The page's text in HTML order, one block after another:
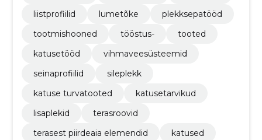
liistprofiilid
lumetõke
plekksepatööd
tootmishooned
tööstus-
tooted
katusetööd
vihmaveesüsteemid
seinaprofiilid
sileplekk
katuse turvatooted
katusetarvikud
lisaplekid
terasroovid
terasest piirdeaia elemendid
katused